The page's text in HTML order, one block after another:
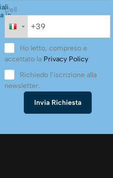
in
Cell
Ho letto, compreso e
accettato la Privacy Policy.
Richiedo l’iscrizione alla
newsletter.